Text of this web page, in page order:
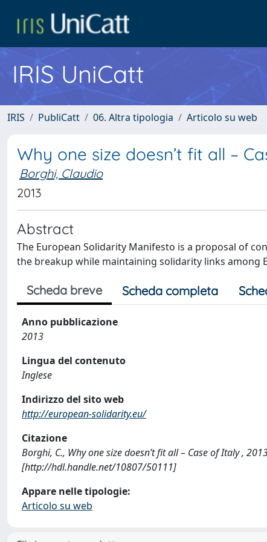
IRIS UniCatt
IRIS PubliCatt 06. Altra tipologia Articolo su web
Why one size doesn’t fit all –
Borghi, Claudio
2013
Abstract
The European Solidarity Manifesto is a proposal of
the breakup while maintaining solidarity links among
Scheda breve Scheda completa
Anno pubblicazione
2013
Lingua del contenuto
Inglese
Indirizzo del sito web
http://european-solidarity.eu/
Citazione
Borghi, C., Why one size doesn’t fit all – Case of Italy ,
[http://hdl.handle.net/10807/50111]
Appare nelle tipologie:
Articolo su web